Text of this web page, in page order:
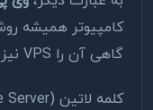
کامپیوتر همیشه
گاهی آن را VPS نیز می نامند. VPS مخفف